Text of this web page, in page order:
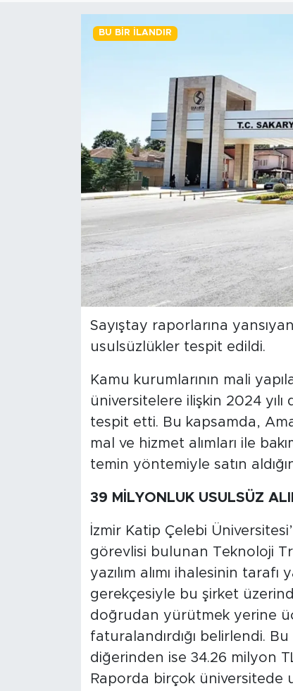
BU BIR İLANDIR
Sayıştay raporlarına
usulsüzlükler tespit edildi.
Kamu kurumlarının mali
üniversitelere ilişkin 2024
tespit etti. Bu kapsamda,
mal ve hizmet alımları ile
temin yöntemiyle satın
39 MİLYONLUK USULSÜZ
İzmir Katip Çelebi
görevlisi bulunan Teknoloji
yazılım alımı ihalesinin tarafı
gerekçesiyle bu şirket
doğrudan yürütmek yerine
faturalandırdığı belirlendi.
diğerinden ise 34.26 milyon
Raporda birçok üniversitede
BİLİM-TEKNOLOJİ
NOSTALJİ
POLİTİKA
KÜLTÜR SANAT
TARİHTEN GÜNÜMÜZE
SİYASET
MEDYA KÖŞESİ
FOTO GALERİ